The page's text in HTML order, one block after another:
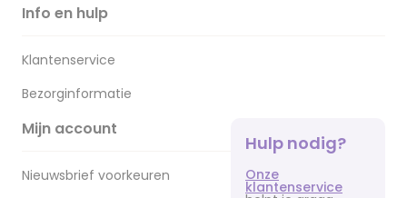
Info en hulp
Klantenservice
Bezorginformatie
Mijn account
Nieuwsbrief voorkeuren
Hulp nodig?
Onze
klantenservice